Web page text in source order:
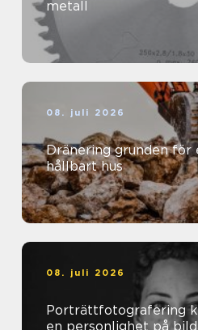
metall
08. juli 2026
Dränering grunden för ett tryggt och
hållbart hus
08. juli 2026
Porträttfotografering konsten att fånga
en personlighet på bild